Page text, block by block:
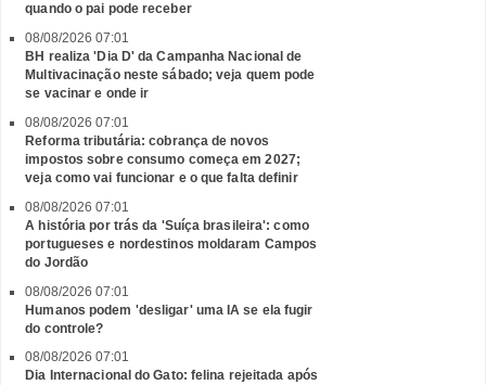
quando o pai pode receber
08/08/2026 07:01
BH realiza 'Dia D' da Campanha Nacional de
Multivacinação neste sábado; veja quem pode
se vacinar e onde ir
08/08/2026 07:01
Reforma tributária: cobrança de novos
impostos sobre consumo começa em 2027;
veja como vai funcionar e o que falta definir
08/08/2026 07:01
A história por trás da 'Suíça brasileira': como
portugueses e nordestinos moldaram Campos
do Jordão
08/08/2026 07:01
Humanos podem 'desligar' uma IA se ela fugir
do controle?
08/08/2026 07:01
Dia Internacional do Gato: felina rejeitada após